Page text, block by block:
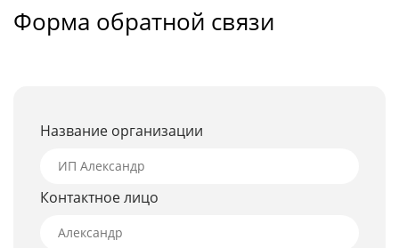
Форма обратной связи
Название организации
Контактное лицо